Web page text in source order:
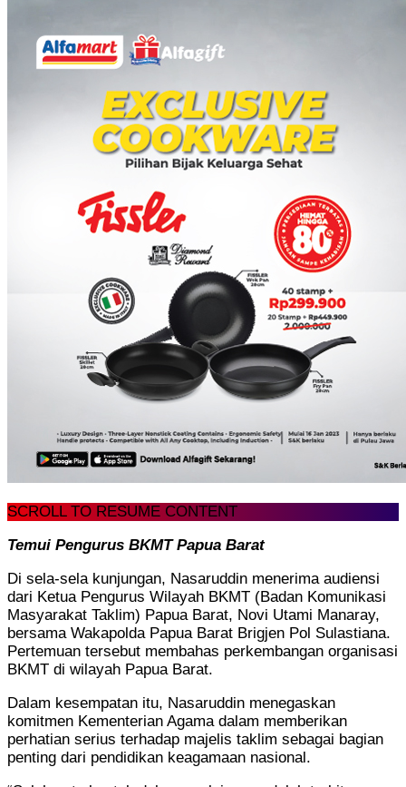
SCROLL TO RESUME CONTENT
Temui Pengurus BKMT Papua Barat
Di sela-sela kunjungan, Nasaruddin menerima audiensi
dari Ketua Pengurus Wilayah BKMT (Badan Komunikasi
Masyarakat Taklim) Papua Barat, Novi Utami Manaray,
bersama Wakapolda Papua Barat Brigjen Pol Sulastiana.
Pertemuan tersebut membahas perkembangan organisasi
BKMT di wilayah Papua Barat.
Dalam kesempatan itu, Nasaruddin menegaskan
komitmen Kementerian Agama dalam memberikan
perhatian serius terhadap majelis taklim sebagai bagian
penting dari pendidikan keagamaan nasional.